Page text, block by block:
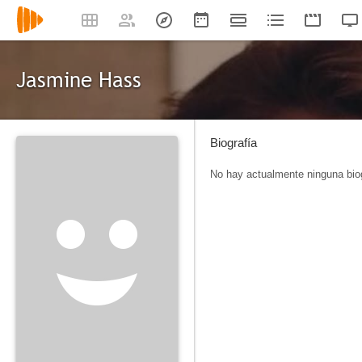
Jasmine Hass
Biografía
No hay actualmente ninguna